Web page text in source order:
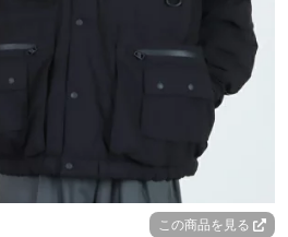
この商品を見る